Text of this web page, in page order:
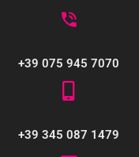
+39 075 945 7070
+39 345 087 1479